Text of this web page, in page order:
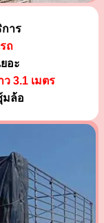
าร
ถ
อะ
ว 3.1 เมตร
ล้อ